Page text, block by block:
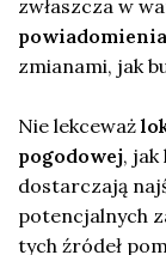
zwłaszcza w
powiadomienia
zmianami, jak
Nie lekceważ
pogodowej, jak
dostarczają
potencjalnych
tych źródeł